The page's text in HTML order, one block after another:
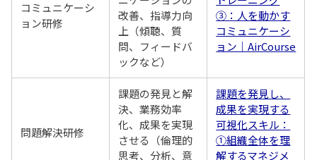
コミュニケーシ
ョン研修
改善、指導力向
上（傾聴、質
問、フィードバ
ックなど）
③：人を動かす
コミュニケーシ
ョン｜AirCourse
問題解決研修
課題の発見と解
決、業務効率
化、成果を実現
させる（倫理的
思考、分析、意
課題を発見し、
成果を実現する
可視化スキル：
①組織全体を理
解するマネジメ